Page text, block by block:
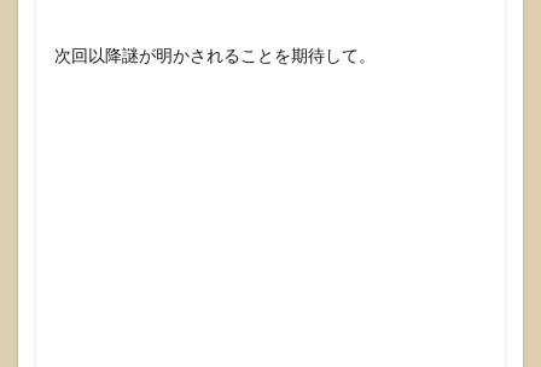
次回以降謎が明かされることを期待して。